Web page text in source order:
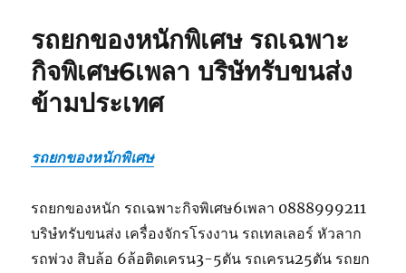
รถยกของหนักพิเศษ รถเฉพาะ
กิจพิเศษ6เพลา บริษัทรับขนส่ง
ข้ามประเทศ
รถยกของหนักพิเศษ
รถยกของหนัก รถเฉพาะกิจพิเศษ6เพลา 0888999211
บริษํทรับขนส่ง เครื่องจักรโรงงาน รถเทลเลอร์ หัวลาก
รถพ่วง สิบล้อ 6ล้อติดเครน3-5ตัน รถเครน25ตัน รถยก